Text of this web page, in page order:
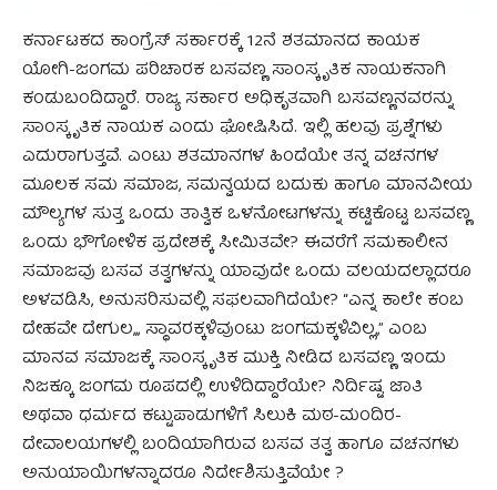
ಕರ್ನಾಟಕದ ಕಾಂಗ್ರೆಸ್‌ ಸರ್ಕಾರಕ್ಕೆ 12ನೆ ಶತಮಾನದ ಕಾಯಕ
ಯೋಗಿ-ಜಂಗಮ ಪರಿಚಾರಕ ಬಸವಣ್ಣ ಸಾಂಸ್ಕೃತಿಕ ನಾಯಕನಾಗಿ
ಕಂಡುಬಂದಿದ್ದಾರೆ. ರಾಜ್ಯ ಸರ್ಕಾರ ಅಧಿಕೃತವಾಗಿ ಬಸವಣ್ಣನವರನ್ನು
ಸಾಂಸ್ಕೃತಿಕ ನಾಯಕ ಎಂದು ಘೋಷಿಸಿದೆ. ಇಲ್ಲಿ ಹಲವು ಪ್ರಶ್ನೆಗಳು
ಎದುರಾಗುತ್ತವೆ. ಎಂಟು ಶತಮಾನಗಳ ಹಿಂದೆಯೇ ತನ್ನ ವಚನಗಳ
ಮೂಲಕ ಸಮ ಸಮಾಜ, ಸಮನ್ವಯದ ಬದುಕು ಹಾಗೂ ಮಾನವೀಯ
ಮೌಲ್ಯಗಳ ಸುತ್ತ ಒಂದು ತಾತ್ವಿಕ ಒಳನೋಟಗಳನ್ನು ಕಟ್ಟಿಕೊಟ್ಟ ಬಸವಣ್ಣ
ಒಂದು ಭೌಗೋಳಿಕ ಪ್ರದೇಶಕ್ಕೆ ಸೀಮಿತವೇ? ಈವರೆಗೆ ಸಮಕಾಲೀನ
ಸಮಾಜವು ಬಸವ ತತ್ವಗಳನ್ನು ಯಾವುದೇ ಒಂದು ವಲಯದಲ್ಲಾದರೂ
ಅಳವಡಿಸಿ, ಅನುಸರಿಸುವಲ್ಲಿ ಸಫಲವಾಗಿದೆಯೇ? “ಎನ್ನ ಕಾಲೇ ಕಂಬ
ದೇಹವೇ ದೇಗುಲ,,, ಸ್ಥಾವರಕ್ಕಳಿವುಂಟು ಜಂಗಮಕ್ಕಳಿವಿಲ್ಲ,,” ಎಂಬ
ಮಾನವ ಸಮಾಜಕ್ಕೆ ಸಾಂಸ್ಕೃತಿಕ ಮುಕ್ತಿ ನೀಡಿದ ಬಸವಣ್ಣ ಇಂದು
ನಿಜಕ್ಕೂ ಜಂಗಮ ರೂಪದಲ್ಲಿ ಉಳಿದಿದ್ದಾರೆಯೇ? ನಿರ್ದಿಷ್ಟ ಜಾತಿ
ಅಥವಾ ಧರ್ಮದ ಕಟ್ಟುಪಾಡುಗಳಿಗೆ ಸಿಲುಕಿ ಮಠ-ಮಂದಿರ-
ದೇವಾಲಯಗಳಲ್ಲಿ ಬಂದಿಯಾಗಿರುವ ಬಸವ ತತ್ವ ಹಾಗೂ ವಚನಗಳು
ಅನುಯಾಯಿಗಳನ್ನಾದರೂ ನಿರ್ದೇಶಿಸುತ್ತಿವೆಯೇ ?